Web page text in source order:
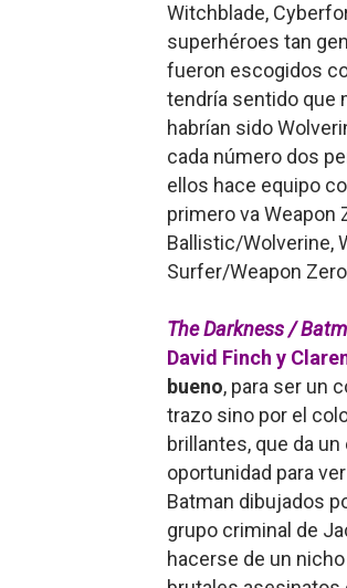
Witchblade,
superhéroes tan
fueron escogidos
tendría sentido que
habrían sido
cada número dos
ellos hace equipo
primero va Weapon
Ballistic/Wolverine,
Surfer/Weapon
The Darkness /
David Finch y
bueno, para ser un
trazo sino por el
brillantes, que da
oportunidad para
Batman dibujados
grupo criminal de
hacerse de un